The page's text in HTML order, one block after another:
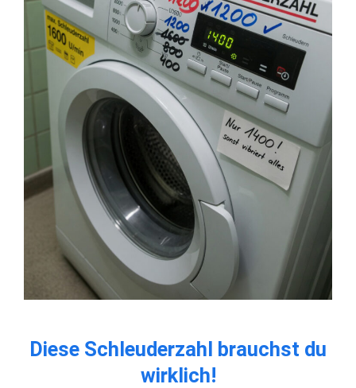
Diese Schleuderzahl brauchst du
wirklich!